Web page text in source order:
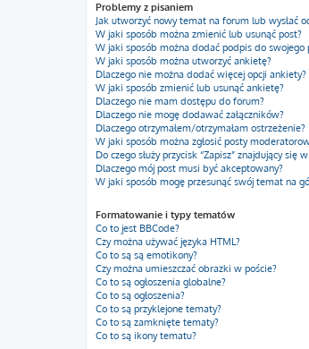
Problemy z pisaniem
Jak utworzyć nowy temat na forum lub wysłać
W jaki sposób można zmienić lub usunąć post?
W jaki sposób można dodać podpis do swojego
W jaki sposób można utworzyć ankietę?
Dlaczego nie można dodać więcej opcji ankiety?
W jaki sposób zmienić lub usunąć ankietę?
Dlaczego nie mam dostępu do forum?
Dlaczego nie mogę dodawać załączników?
Dlaczego otrzymałem/otrzymałam ostrzeżenie?
W jaki sposób można zgłosić posty
Do czego służy przycisk “Zapisz” znajdujący
Dlaczego mój post musi być akceptowany?
W jaki sposób mogę przesunąć swój temat na
Formatowanie i typy tematów
Co to jest BBCode?
Czy można używać języka HTML?
Co to są są emotikony?
Czy można umieszczać obrazki w poście?
Co to są ogłoszenia globalne?
Co to są ogłoszenia?
Co to są przyklejone tematy?
Co to są zamknięte tematy?
Co to są ikony tematu?